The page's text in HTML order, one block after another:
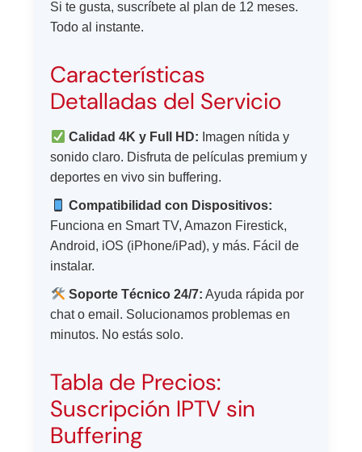
Si te gusta, suscríbete al plan de 12 meses.
Todo al instante.
Características
Detalladas del Servicio
Calidad 4K y Full HD: Imagen nítida y
sonido claro. Disfruta de películas premium y
deportes en vivo sin buffering.
Compatibilidad con Dispositivos:
Funciona en Smart TV, Amazon Firestick,
Android, iOS (iPhone/iPad), y más. Fácil de
instalar.
Soporte Técnico 24/7: Ayuda rápida por
chat o email. Solucionamos problemas en
minutos. No estás solo.
Tabla de Precios:
Suscripción IPTV sin
Buffering